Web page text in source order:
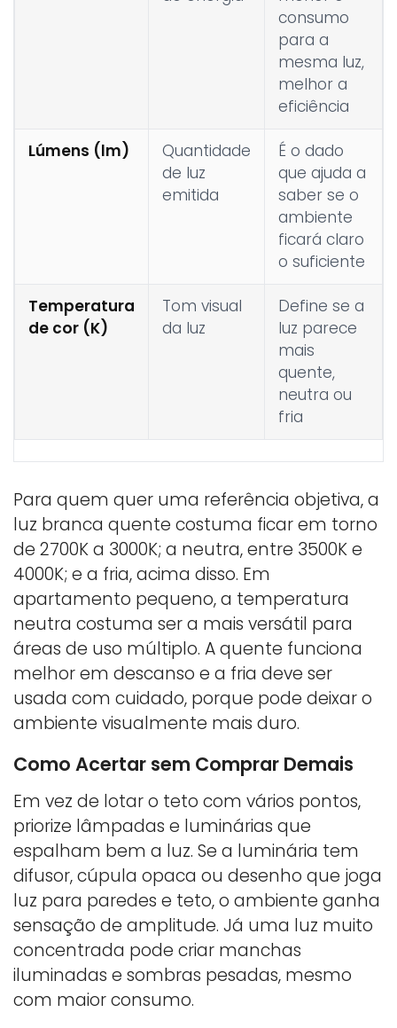
consumo
para a
mesma luz,
melhor a
eficiência
Lúmens (lm)
Quantidade
de luz
emitida
É o dado
que ajuda a
saber se o
ambiente
ficará claro
o suficiente
Temperatura
de cor (K)
Tom visual
da luz
Define se a
luz parece
mais
quente,
neutra ou
fria
Para quem quer uma referência objetiva, a
luz branca quente costuma ficar em torno
de 2700K a 3000K; a neutra, entre 3500K e
4000K; e a fria, acima disso. Em
apartamento pequeno, a temperatura
neutra costuma ser a mais versátil para
áreas de uso múltiplo. A quente funciona
melhor em descanso e a fria deve ser
usada com cuidado, porque pode deixar o
ambiente visualmente mais duro.
Como Acertar sem Comprar Demais
Em vez de lotar o teto com vários pontos,
priorize lâmpadas e luminárias que
espalham bem a luz. Se a luminária tem
difusor, cúpula opaca ou desenho que joga
luz para paredes e teto, o ambiente ganha
sensação de amplitude. Já uma luz muito
concentrada pode criar manchas
iluminadas e sombras pesadas, mesmo
com maior consumo.